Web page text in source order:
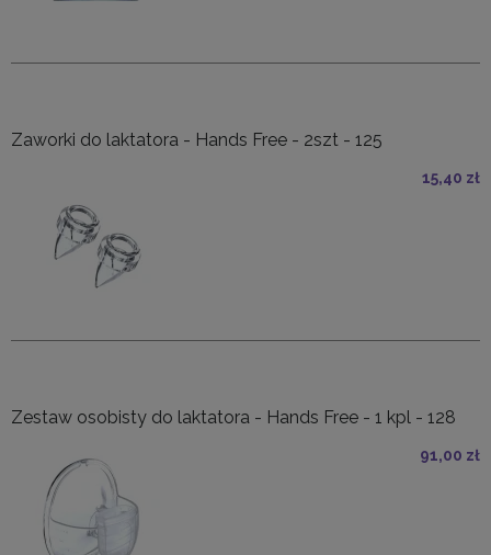
Zaworki do laktatora - Hands Free - 2szt - 125
15,40 zł
Zestaw osobisty do laktatora - Hands Free - 1 kpl - 128
91,00 zł